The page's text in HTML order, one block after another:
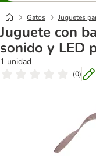
Gatos Juguetes
Juguete con
sonido y LED
1 unidad
(0)